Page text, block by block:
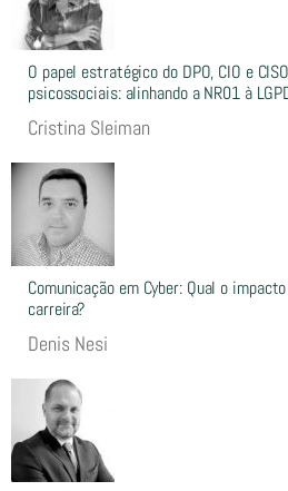
O papel estratégico do DPO, CIO e
psicossociais: alinhando a NR01 à
Cristina Sleiman
Comunicação em Cyber: Qual o
carreira?
Denis Nesi